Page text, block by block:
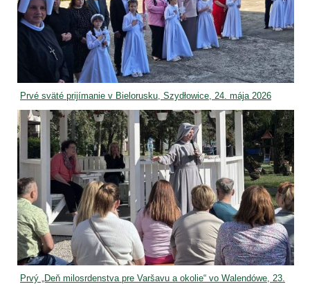
Prvé sväté prijímanie v Bielorusku, Szydłowice, 24. mája 2026
Prvý „Deň milosrdenstva pre Varšavu a okolie“ vo Walendówe, 23.